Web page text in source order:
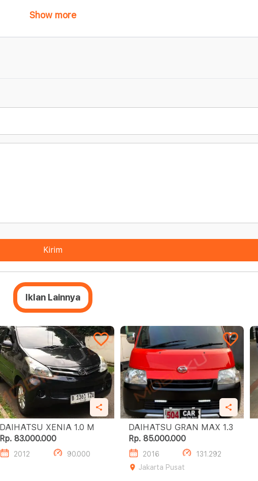
Show more
Kirim
Iklan Lainnya
DAIHATSU XENIA 1.0 M
Rp. 83.000.000
2012 90.000
DAIHATSU GRAN MAX 1.3
Rp. 85.000.000
2016
131.292
Jakarta Pusat